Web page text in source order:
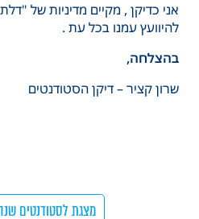
אני כדיקן , מקיים מדיניות של
להיוועץ עמנו בכל עת .
בהצלחה,
שרון קציר – דיקן הסטודנטים
מצגת לסטודנטים